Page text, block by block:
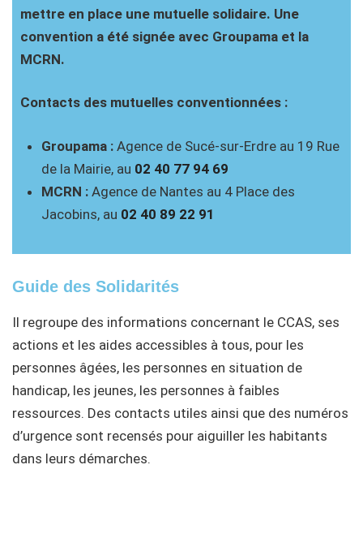
mettre en place une mutuelle solidaire. Une
convention a été signée avec Groupama et la
MCRN.
Contacts des mutuelles conventionnées :
Groupama : Agence de Sucé-sur-Erdre au 19 Rue
de la Mairie, au 02 40 77 94 69
MCRN :Agence de Nantes au 4 Place des
Jacobins, au 02 40 89 22 91
Guide des Solidarités
Il regroupe des informations concernant le CCAS, ses
actions et les aides accessibles à tous, pour les
personnes âgées, les personnes en situation de
handicap, les jeunes, les personnes à faibles
ressources. Des contacts utiles ainsi que des numéros
d’urgence sont recensés pour aiguiller les habitants
dans leurs démarches.